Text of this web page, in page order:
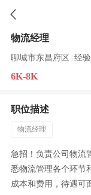
物流经理
聊城市东昌府区 经
6K-8K
职位描述
物流经理
急招！负责公司物流
悉物流管理各个环节
成本和费用，待遇可